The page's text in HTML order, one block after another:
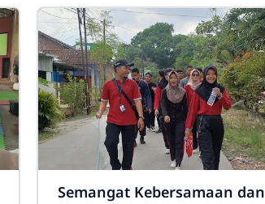
Semangat Kebersamaan dan